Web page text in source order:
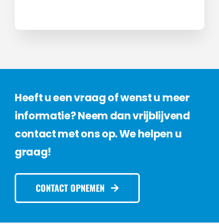
Heeft u een vraag of wenst u meer
informatie? Neem dan vrijblijvend
contact met ons op. We helpen u
graag!
CONTACT OPNEMEN